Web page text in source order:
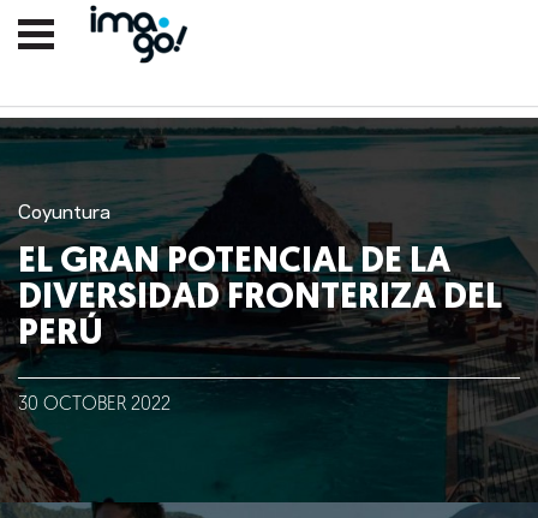
Nosotros
Lo que hacemos
Coyuntura
EL GRAN POTENCIAL DE LA
DIVERSIDAD FRONTERIZA DEL
PERÚ
30 OCTOBER 2022